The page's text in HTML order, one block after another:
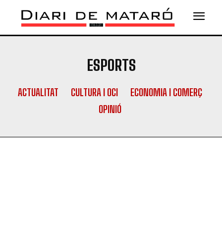
ESPORTS
ACTUALITAT CULTURA I OCI
ECONOMIA I COMERÇ
OPINIÓ